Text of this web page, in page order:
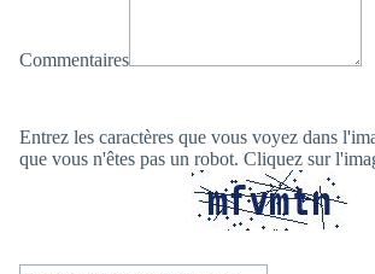
Commentaires
Entrez les caractères que vous voyez dans
que vous n'êtes pas un robot. Cliquez sur